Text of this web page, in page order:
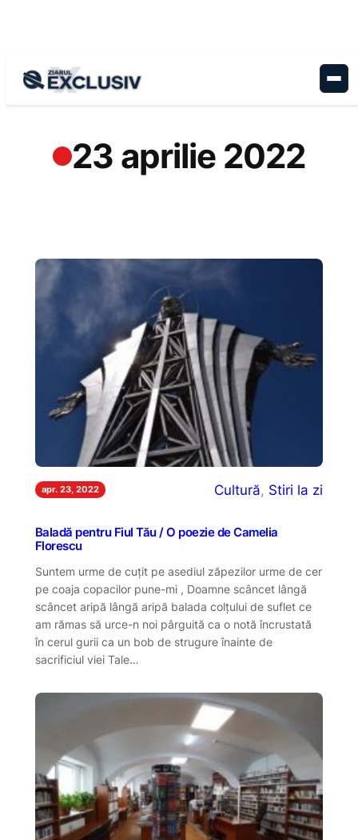
23 aprilie 2022
apr. 23, 2022 Cultură, Stiri la zi
Baladă pentru Fiul Tău / O poezie de Camelia
Florescu
Suntem urme de cuțit pe asediul zăpezilor urme de cer
pe coaja copacilor pune-mi , Doamne scâncet lângă
scâncet aripă lângă aripă balada colțului de suflet ce
am rămas să urce-n noi pârguită ca o notă încrustată
în cerul gurii ca un bob de strugure înainte de
sacrificiul viei Tale…